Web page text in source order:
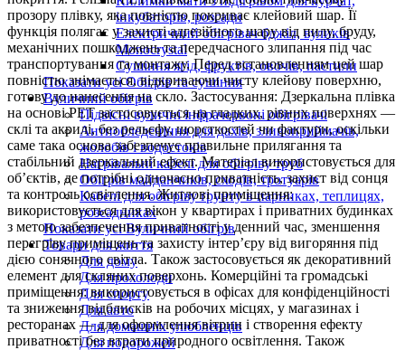
інкубаторів, розсади
Електричний обігрівач бджіл, вуликів
Monocrystal
Сушіння ягід, фруктів, овочів, пастили
Показати усі Обігрів та сушіння
Вуличний обігрів
Підвісні вуличні інфрачервоні обігрівачі
Антиобледеніння для дахів, зливоприймачів,
жолобів і водостоків
Нагрівальні кабелі для обігріву труб
Обігрів майданчиків, сходів, тротуарів
Кабелі для обігріву ґрунту в парниках, теплицях,
розсадниках
Показати усі Вуличний обігрів
Товари для життя
Для дому
Для прохолоди
Для спорту
Для авто
Для домашніх улюбленців
Для подорожей
прозору плівку, яка повністю покриває клейовий шар. Її
функція полягає у захисті адгезійного шару від пилу, бруду,
механічних пошкоджень та передчасного злипання під час
транспортування та монтажу. Перед встановленням цей шар
повністю знімається, відкриваючи чисту клейову поверхню,
готову до нанесення на скло. Застосування: Дзеркальна плівка
на основі PET застосовується на гладких, рівних поверхнях —
склі та акрилі, без рельєфу, шорсткостей чи фактури, оскільки
саме така основа забезпечує правильне прилягання та
стабільний дзеркальний ефект. Матеріал використовується для
об’єктів, де потрібні одночасно приватність, захист від сонця
та контроль освітлення. Житлові приміщення:
використовується для вікон у квартирах і приватних будинках
з метою забезпечення приватності у денний час, зменшення
перегріву приміщень та захисту інтер’єру від вигоряння під
дією сонячного світла. Також застосовується як декоративний
елемент для скляних поверхонь. Комерційні та громадські
приміщення: використовується в офісах для конфіденційності
та зниження відблисків на робочих місцях, у магазинах і
ресторанах — для оформлення вітрин і створення ефекту
приватності без втрати природного освітлення. Також